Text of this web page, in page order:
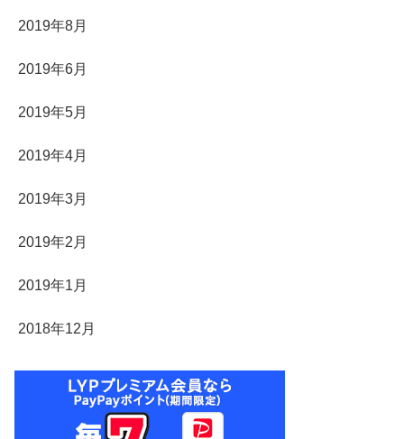
2019年8月
2019年6月
2019年5月
2019年4月
2019年3月
2019年2月
2019年1月
2018年12月